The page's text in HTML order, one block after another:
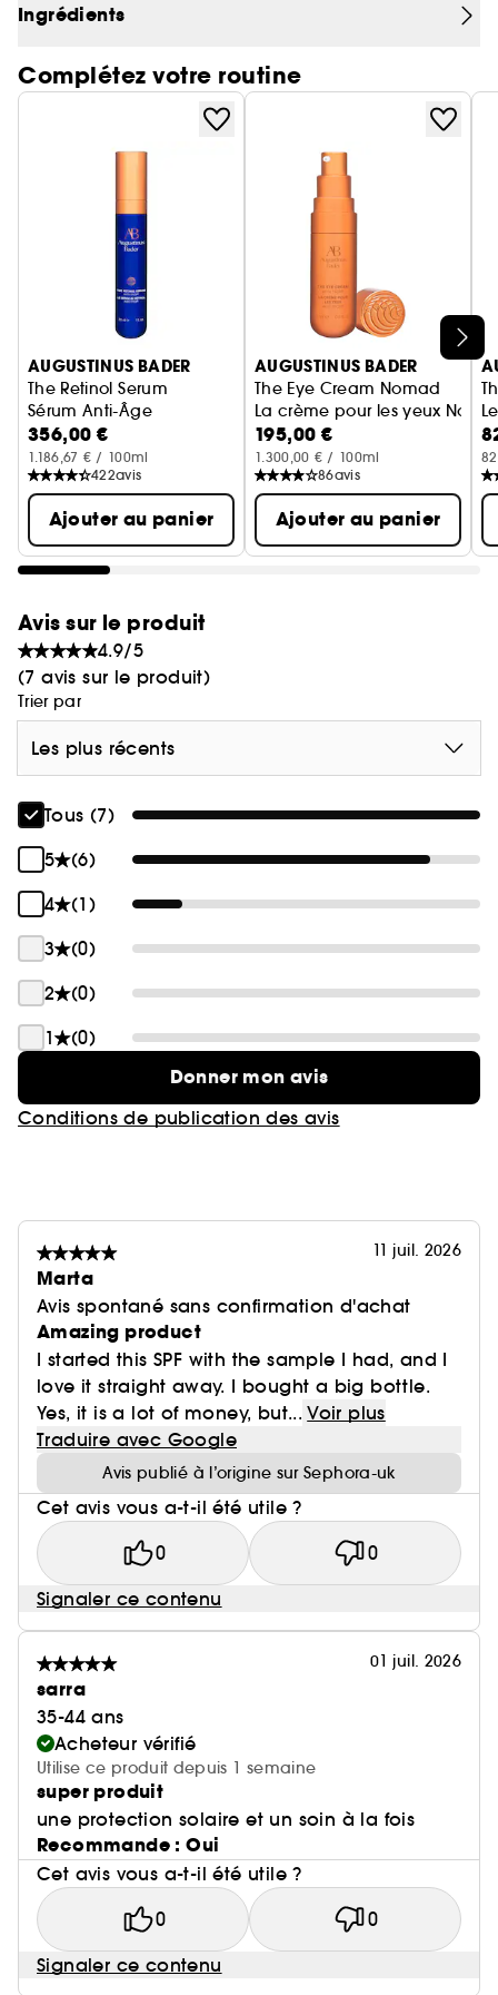
vieillissement. Votre SPF 50 quotidien. Alimenté
- SPF50 léger, sans traces blanches
- Formulé sans parfum. Non comédogène.
Ingrédients
Complétez votre routine
Ignorer le carrousel produits
AUGUSTINUS BADER
The Retinol Serum
Sérum Anti-Âge
356,00 €
1.186,67 € / 100ml
422avis
Ajouter au panier
AUGUSTINUS BADER
The Eye Cream Nomad
La crème pour les yeux
195,00 €
1.300,00 € / 100ml
86avis
Ajouter au panier
Avis sur le produit
4.9/5
(7 avis sur le produit)
Trier par
Les plus récents
Tous (7)
5
(6)
4
(1)
3
(0)
2
(0)
1
(0)
Donner mon avis
Conditions de publication des avis
11 juil. 2026
Marta
Avis spontané sans confirmation d'achat
Amazing product
I started this SPF with the sample I had, and I
love it straight away. I bought a big bottle.
Yes, it is a lot of money, but... Voir plus
Traduire avec Google
Avis publié à l’origine sur Sephora-uk
Cet avis vous a-t-il été utile ?
0 0
Signaler ce contenu
01 juil. 2026
sarra
35-44 ans
Acheteur vérifié
Utilise ce produit depuis 1 semaine
super produit
une protection solaire et un soin à la fois
Recommande : Oui
Cet avis vous a-t-il été utile ?
0 0
Signaler ce contenu